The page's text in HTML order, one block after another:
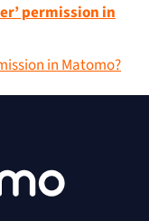
permission in
in Matomo?